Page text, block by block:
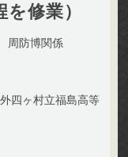
修業）
周防博関係
四ヶ村立福島高等